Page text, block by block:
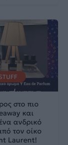
στο πιο
και
ανδρικό
τον οίκο
Laurent!